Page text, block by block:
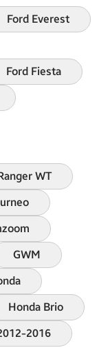
Ford Everest
Ford Fiesta
WT
GWM
Honda Brio
2016